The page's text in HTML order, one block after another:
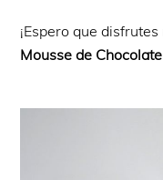
¡Espero que
Mousse de